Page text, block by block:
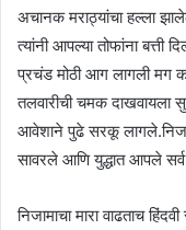
अचानक मराठ्यांचा हल्ला
त्यांनी आपल्या तोफांना बत्ती
प्रचंड मोठी आग लागली मग
तलवारीची चमक दाखवायला
आवेशाने पुढे सरकू
सावरले आणि युद्धात आपले
निजामाचा मारा वाढताच